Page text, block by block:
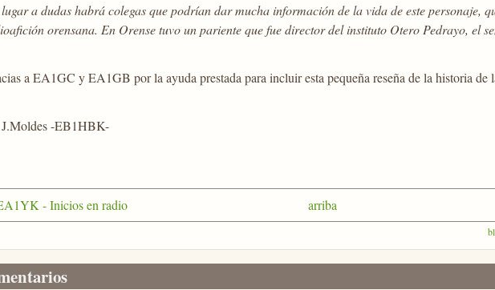
a dudas habrá colegas que podrían dar mucha información de la vida de este personaje,
orensana. En Orense tuvo un pariente que fue director del instituto Otero Pedrayo, el
a EA1GC y EA1GB por la ayuda prestada para incluir esta pequeña reseña de la historia
-EB1HBK-
- Inicios en radio arriba